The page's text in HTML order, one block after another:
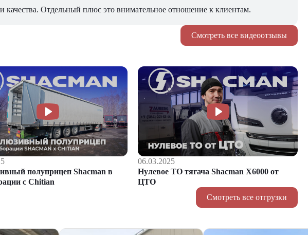
Отдельный плюс это внимательное отношение к клиентам.
Смотреть все видеоотзывы
полуприцеп Shacman в
с Chitian
06.03.2025
Нулевое ТО тягача Shacman Х6000 от
ЦТО
Смотреть все отгрузки